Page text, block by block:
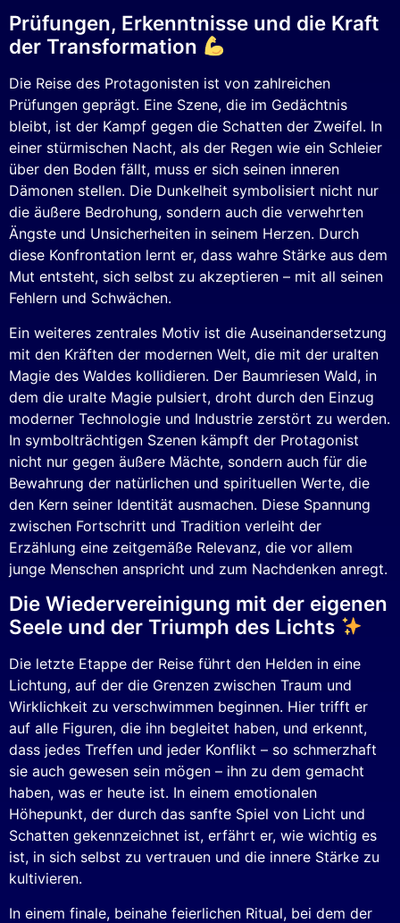
Prüfungen, Erkenntnisse und die Kraft
der Transformation
Die Reise des Protagonisten ist von zahlreichen
Prüfungen geprägt. Eine Szene, die im Gedächtnis
bleibt, ist der Kampf gegen die Schatten der Zweifel. In
einer stürmischen Nacht, als der Regen wie ein Schleier
über den Boden fällt, muss er sich seinen inneren
Dämonen stellen. Die Dunkelheit symbolisiert nicht nur
die äußere Bedrohung, sondern auch die verwehrten
Ängste und Unsicherheiten in seinem Herzen. Durch
diese Konfrontation lernt er, dass wahre Stärke aus dem
Mut entsteht, sich selbst zu akzeptieren – mit all seinen
Fehlern und Schwächen.
Ein weiteres zentrales Motiv ist die Auseinandersetzung
mit den Kräften der modernen Welt, die mit der uralten
Magie des Waldes kollidieren. Der Baumriesen Wald, in
dem die uralte Magie pulsiert, droht durch den Einzug
moderner Technologie und Industrie zerstört zu werden.
In symbolträchtigen Szenen kämpft der Protagonist
nicht nur gegen äußere Mächte, sondern auch für die
Bewahrung der natürlichen und spirituellen Werte, die
den Kern seiner Identität ausmachen. Diese Spannung
zwischen Fortschritt und Tradition verleiht der
Erzählung eine zeitgemäße Relevanz, die vor allem
junge Menschen anspricht und zum Nachdenken anregt.
Die Wiedervereinigung mit der eigenen
Seele und der Triumph des Lichts
Die letzte Etappe der Reise führt den Helden in eine
Lichtung, auf der die Grenzen zwischen Traum und
Wirklichkeit zu verschwimmen beginnen. Hier trifft er
auf alle Figuren, die ihn begleitet haben, und erkennt,
dass jedes Treffen und jeder Konflikt – so schmerzhaft
sie auch gewesen sein mögen – ihn zu dem gemacht
haben, was er heute ist. In einem emotionalen
Höhepunkt, der durch das sanfte Spiel von Licht und
Schatten gekennzeichnet ist, erfährt er, wie wichtig es
ist, in sich selbst zu vertrauen und die innere Stärke zu
kultivieren.
In einem finale, beinahe feierlichen Ritual, bei dem der